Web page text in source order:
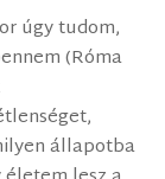
úgy tudom,
(Róma
állapotba